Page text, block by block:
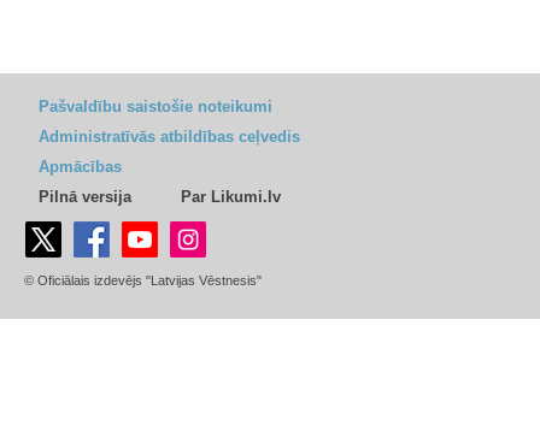
Pašvaldību saistošie noteikumi
Administratīvās atbildības ceļvedis
Apmācības
Pilnā versija
Par Likumi.lv
© Oficiālais izdevējs "Latvijas Vēstnesis"